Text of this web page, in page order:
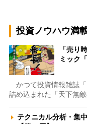
投資ノウハウ満
「売り
ミック
かつて投資情報雑誌
詰め込まれた「天下無
テクニカル分析・集